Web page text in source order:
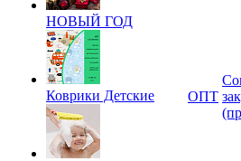
НОВЫЙ ГОД
Коврики Детские ОПТ